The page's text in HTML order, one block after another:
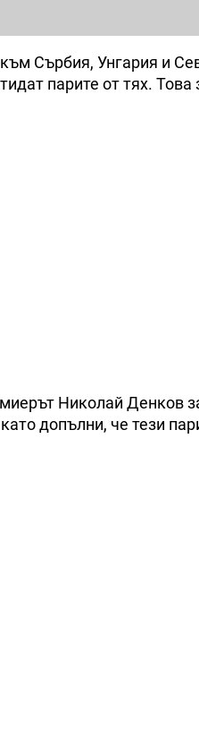
към Сърбия, Унгария и
парите от тях. Това
Николай Денков
като допълни, че тези